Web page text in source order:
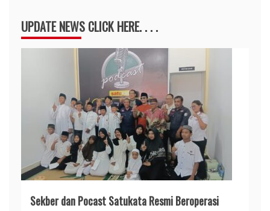
UPDATE NEWS CLICK HERE. . . .
Sekber dan Pocast Satukata Resmi Beroperasi